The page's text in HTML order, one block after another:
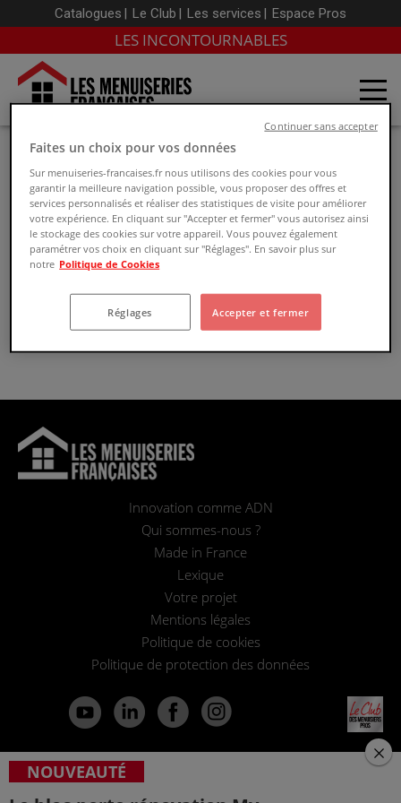
Catalogues Le Club Les services Espace Pros
LES INCONTOURNABLES
Étiquette :porte
intérieure Influence
Sorry, no results were found.
Innovation comme ADN
Qui sommes-nous ?
Made in France
Lexique
Votre projet
Mentions légales
Politique de cookies
Politique de protection des données
Recevoir notre newsletter
NOUVEAUTÉ
Faites un choix pour vos données
Sur menuiseries-francaises.fr nous utilisons des cookies pour vous
garantir la meilleure navigation possible, vous proposer des offres et
services personnalisés et réaliser des statistiques de visite pour améliorer
votre expérience. En cliquant sur "Accepter et fermer" vous autorisez ainsi
le stockage des cookies sur votre appareil. Vous pouvez également
paramétrer vos choix en cliquant sur "Réglages". En savoir plus sur
notre Politique de Cookies
Accepter et fermer
Réglages
Continuer sans accepter